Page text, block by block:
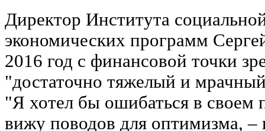
Директор Института
экономических программ
2016 год с финансовой точки
"достаточно тяжелый и
"Я хотел бы ошибаться в своем
вижу поводов для оптимизма, –